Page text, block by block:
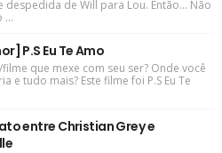
despedida de Will para Lou. Então... Não
...
P.S Eu Te Amo
que mexe com seu ser? Onde você
e tudo mais? Este filme foi P.S Eu Te
entre Christian Grey e